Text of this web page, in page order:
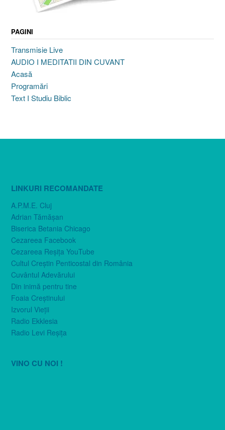
PAGINI
Transmisie Live
AUDIO I MEDITATII DIN CUVANT
Acasă
Programări
Text I Studiu Biblic
LINKURI RECOMANDATE
A.P.M.E. Cluj
Adrian Tămăşan
Biserica Betania Chicago
Cezareea Facebook
Cezareea Reşiţa YouTube
Cultul Creştin Penticostal din România
Cuvântul Adevărului
Din inimă pentru tine
Foaia Creştinului
Izvorul Vieţii
Radio Ekklesia
Radio Levi Reşiţa
VINO CU NOI !